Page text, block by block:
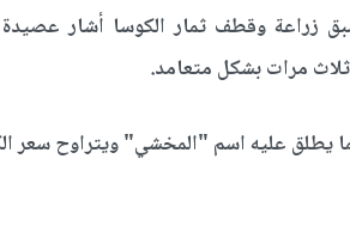
زراعة وقطف ثمار الكوسا أشار
مرات بشكل متعامد.
يطلق عليه اسم "المخشي" ويتراوح سعر